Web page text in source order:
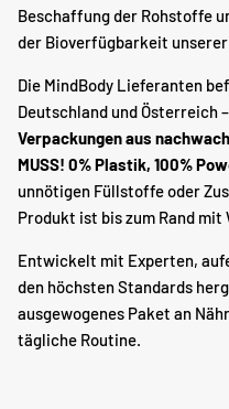
Beschaffung der Rohstoffe
der Bioverfügbarkeit
Die MindBody Lieferanten
Deutschland und Österreich –
Verpackungen aus
MUSS! 0% Plastik, 100%
unnötigen Füllstoffe oder
Produkt ist bis zum Rand
Entwickelt mit Experten,
den höchsten Standards
ausgewogenes Paket an
tägliche Routine.